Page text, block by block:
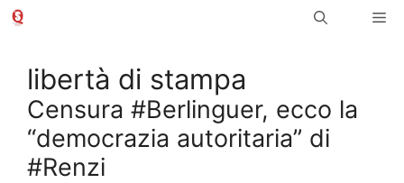
Vai
libertà di stampa
Censura #Berlinguer, ecco la
“democrazia autoritaria” di
#Renzi